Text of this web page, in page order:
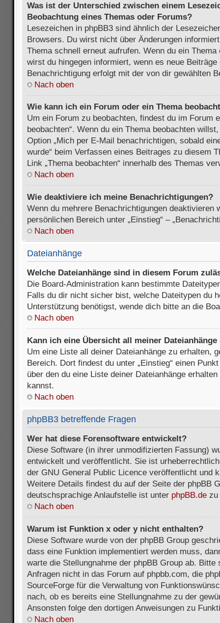
Was ist der Unterschied zwischen einem
Beobachtung eines Themas oder Forums?
Lesezeichen in phpBB3 sind ähnlich der
Browsers. Du wirst nicht über Änderungen
Thema schnell erneut aufrufen. Wenn du ein
wirst du hingegen informiert, wenn es neue
Benachrichtigung erfolgt mit der von dir gewählten
Nach oben
Wie kann ich ein Forum oder ein Thema
Um ein Forum zu beobachten, findest du im Forum
beobachten“. Wenn du ein Thema beobachten
Option „Mich per E-Mail benachrichtigen, sobald
wurde“ beim Verfassen eines Beitrages zu diesem
Link „Thema beobachten“ innerhalb des Themas
Nach oben
Wie deaktiviere ich meine Benachrichtigungen?
Wenn du mehrere Benachrichtigungen deaktivieren
persönlichen Bereich unter „Einstieg“ –
Nach oben
Dateianhänge
Welche Dateianhänge sind in diesem Forum
Die Board-Administration kann bestimmte
Falls du dir nicht sicher bist, welche Dateitypen du
Unterstützung benötigst, wende dich bitte an die
Nach oben
Kann ich eine Übersicht all meiner Dateianhänge
Um eine Liste all deiner Dateianhänge zu erhalten,
Bereich. Dort findest du unter „Einstieg“ einen
über den du eine Liste deiner Dateianhänge
kannst.
Nach oben
phpBB3 betreffende Fragen
Wer hat diese Forensoftware entwickelt?
Diese Software (in ihrer unmodifizierten Fassung)
entwickelt und veröffentlicht. Sie ist
der GNU General Public Licence veröffentlicht und
Weitere Details findest du auf der Seite der phpBB
deutschsprachige Anlaufstelle ist unter phpBB.de zu
Nach oben
Warum ist Funktion x oder y nicht enthalten?
Diese Software wurde von der phpBB Group
dass eine Funktion implementiert werden muss,
warte die Stellungnahme der phpBB Group ab. Bitte
Anfragen nicht in das Forum auf phpbb.com, die
SourceForge für die Verwaltung von
nach, ob es bereits eine Stellungnahme zu der
Ansonsten folge den dortigen Anweisungen zu
Nach oben